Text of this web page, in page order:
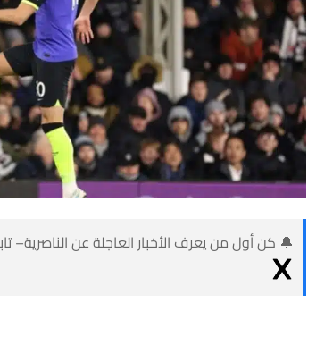
🔔 كن أول من يعرف الأخبار العاجلة عن